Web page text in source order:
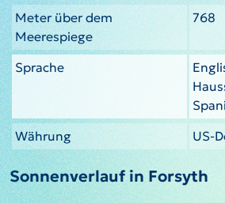
Meter über dem
Meerespiege
768
Sprache
Währung
US-
Sonnenverlauf in Forsyth